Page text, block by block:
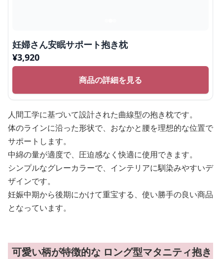
妊婦さん安眠サポート抱き枕
¥3,920
商品の詳細を見る
人間工学に基づいて設計された曲線型の抱き枕です。
体のラインに沿った形状で、おなかと腰を理想的な位置で
サポートします。
中綿の量が適度で、圧迫感なく快適に使用できます。
シンプルなグレーカラーで、インテリアに馴染みやすいデ
ザインです。
妊娠中期から後期にかけて重宝する、使い勝手の良い商品
となっています。
可愛い柄が特徴的な ロング型マタニティ抱き